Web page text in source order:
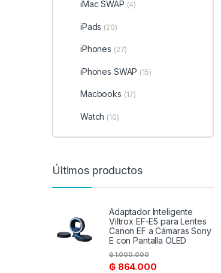
iMac SWAP (4)
iPads (20)
iPhones (27)
iPhones SWAP (15)
Macbooks (17)
Watch (10)
Últimos productos
Adaptador Inteligente
Viltrox EF-E5 para Lentes
Canon EF a Cámaras Sony
E con Pantalla OLED
₲864.000
₲1.000.000